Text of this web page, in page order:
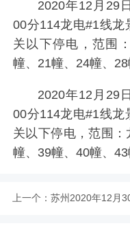
2020年12月29
00分114龙电#1线龙
关以下停电，范围
幢、21幢、24幢、28
2020年12月29
00分114龙电#1线龙
关以下停电，范围
幢、39幢、40幢、43
上一个： 苏州2020年12月